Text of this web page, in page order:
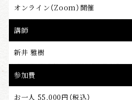
オンライン（Zoom）開催
講師
新井 雅樹
参加費
お一人 55,000円（税込）